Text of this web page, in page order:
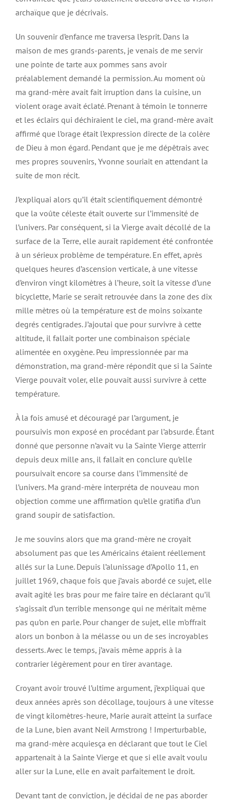
archaïque que je décrivais.
Un souvenir d’enfance me traversa l’esprit. Dans la
maison de mes grands-parents, je venais de me servir
une pointe de tarte aux pommes sans avoir
préalablement demandé la permission. Au moment où
ma grand-mère avait fait irruption dans la cuisine, un
violent orage avait éclaté. Prenant à témoin le tonnerre
et les éclairs qui déchiraient le ciel, ma grand-mère avait
affirmé que l’orage était l’expression directe de la colère
de Dieu à mon égard. Pendant que je me dépêtrais avec
mes propres souvenirs, Yvonne souriait en attendant la
suite de mon récit.
J’expliquai alors qu’il était scientifiquement démontré
que la voûte céleste était ouverte sur l’immensité de
l’univers. Par conséquent, si la Vierge avait décollé de la
surface de la Terre, elle aurait rapidement été confrontée
à un sérieux problème de température. En effet, après
quelques heures d’ascension verticale, à une vitesse
d’environ vingt kilomètres à l’heure, soit la vitesse d’une
bicyclette, Marie se serait retrouvée dans la zone des dix
mille mètres où la température est de moins soixante
degrés centigrades. J’ajoutai que pour survivre à cette
altitude, il fallait porter une combinaison spéciale
alimentée en oxygène. Peu impressionnée par ma
démonstration, ma grand-mère répondit que si la Sainte
Vierge pouvait voler, elle pouvait aussi survivre à cette
température.
À la fois amusé et découragé par l’argument, je
poursuivis mon exposé en procédant par l’absurde. Étant
donné que personne n’avait vu la Sainte Vierge atterrir
depuis deux mille ans, il fallait en conclure qu’elle
poursuivait encore sa course dans l’immensité de
l’univers. Ma grand-mère interpréta de nouveau mon
objection comme une affirmation qu’elle gratifia d’un
grand soupir de satisfaction.
Je me souvins alors que ma grand-mère ne croyait
absolument pas que les Américains étaient réellement
allés sur la Lune. Depuis l’alunissage d’Apollo 11, en
juillet 1969, chaque fois que j’avais abordé ce sujet, elle
avait agité les bras pour me faire taire en déclarant qu’il
s’agissait d’un terrible mensonge qui ne méritait même
pas qu’on en parle. Pour changer de sujet, elle m’offrait
alors un bonbon à la mélasse ou un de ses incroyables
desserts. Avec le temps, j’avais même appris à la
contrarier légèrement pour en tirer avantage.
Croyant avoir trouvé l’ultime argument, j’expliquai que
deux années après son décollage, toujours à une vitesse
de vingt kilomètres-heure, Marie aurait atteint la surface
de la Lune, bien avant Neil Armstrong ! Imperturbable,
ma grand-mère acquiesça en déclarant que tout le Ciel
appartenait à la Sainte Vierge et que si elle avait voulu
aller sur la Lune, elle en avait parfaitement le droit.
Devant tant de conviction, je décidai de ne pas aborder